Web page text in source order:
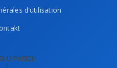
d’utilisation